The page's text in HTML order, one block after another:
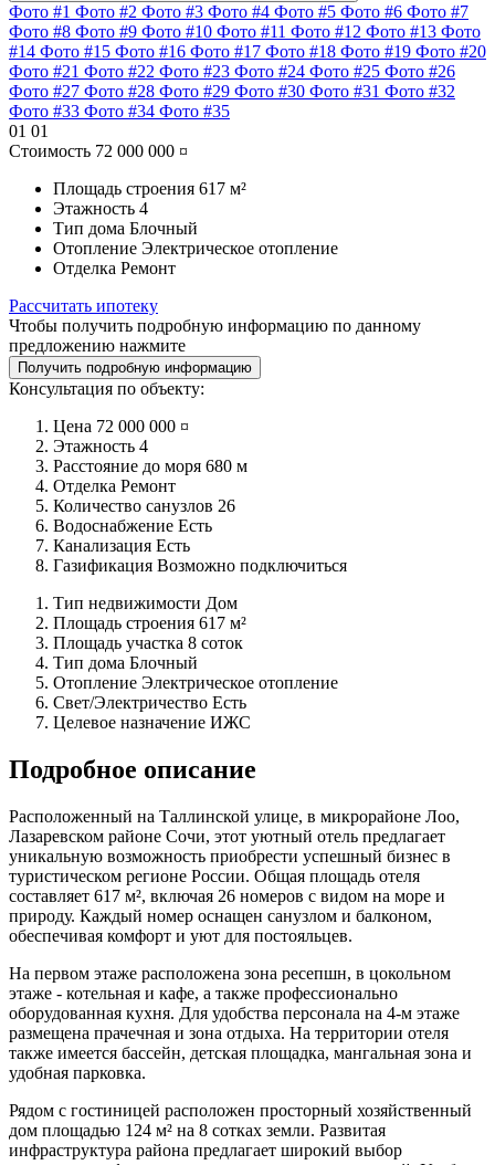
Фото #1 Фото #2 Фото #3 Фото #4 Фото #5 Фото #6 Фото #7
Фото #8 Фото #9 Фото #10 Фото #11 Фото #12 Фото #13 Фото
#14 Фото #15 Фото #16 Фото #17 Фото #18 Фото #19 Фото #20
Фото #21 Фото #22 Фото #23 Фото #24 Фото #25 Фото #26
Фото #27 Фото #28 Фото #29 Фото #30 Фото #31 Фото #32
Фото #33 Фото #34 Фото #35
01 01
Стоимость 72 000 000 ¤
Площадь строения 617 м²
Этажность 4
Тип дома Блочный
Отопление Электрическое отопление
Отделка Ремонт
Рассчитать ипотеку
Чтобы получить подробную информацию по данному
предложению нажмите
Получить подробную информацию
Консультация по объекту:
Цена 72 000 000 ¤
Этажность 4
Расстояние до моря 680 м
Отделка Ремонт
Количество санузлов 26
Водоснабжение Есть
Канализация Есть
Газификация Возможно подключиться
Тип недвижимости Дом
Площадь строения 617 м²
Площадь участка 8 соток
Тип дома Блочный
Отопление Электрическое отопление
Свет/Электричество Есть
Целевое назначение ИЖС
Подробное описание
Расположенный на Таллинской улице, в микрорайоне Лоо,
Лазаревском районе Сочи, этот уютный отель предлагает
уникальную возможность приобрести успешный бизнес в
туристическом регионе России. Общая площадь отеля
составляет 617 м², включая 26 номеров с видом на море и
природу. Каждый номер оснащен санузлом и балконом,
обеспечивая комфорт и уют для постояльцев.
На первом этаже расположена зона ресепшн, в цокольном
этаже - котельная и кафе, а также профессионально
оборудованная кухня. Для удобства персонала на 4-м этаже
размещена прачечная и зона отдыха. На территории отеля
также имеется бассейн, детская площадка, мангальная зона и
удобная парковка.
Рядом с гостиницей расположен просторный хозяйственный
дом площадью 124 м² на 8 сотках земли. Развитая
инфраструктура района предлагает широкий выбор